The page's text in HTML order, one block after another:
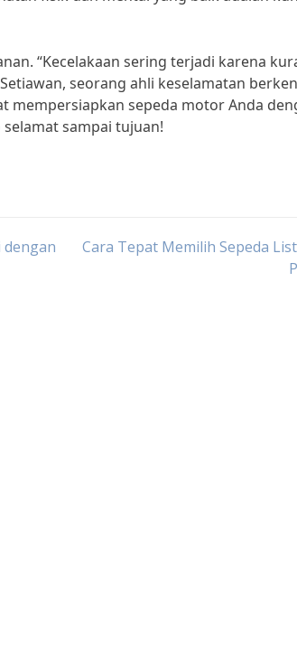
“Kecelakaan sering terjadi karena
seorang ahli keselamatan
mempersiapkan sepeda motor Anda
sampai tujuan!
dengan
Cara Tepat Memilih Sepeda